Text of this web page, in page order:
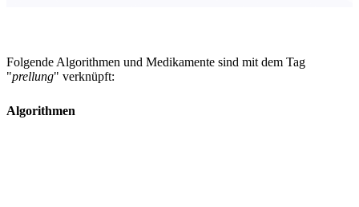
Folgende Algorithmen und Medikamente sind mit dem Tag
"prellung" verknüpft:
Algorithmen